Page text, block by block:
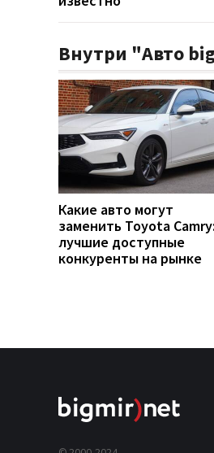
Внутри "Авто
Какие авто могут
заменить Toyota Camry:
лучшие доступные
конкуренты на рынке